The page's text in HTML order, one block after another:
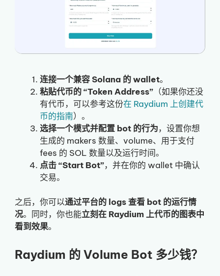
连接一个兼容 Solana 的 wallet。
粘贴代币的 “Token Address” （如果你还没
有代币，可以参考这份在 Raydium 上创建代
币的指南）。
选择一个模式并配置 bot 的行为，设置你想
生成的 makers 数量、volume、用于支付
fees 的 SOL 数量以及运行时间。
点击 “Start Bot”，并在你的 wallet 中确认
交易。
之后，你可以通过平台的 logs 查看 bot 的运行情
况。同时，你也能立刻在 Raydium 上代币的图表中
看到效果。
Raydium 的 Volume Bot 多少钱？